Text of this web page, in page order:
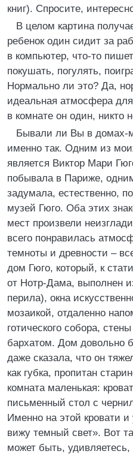
книг). Спросите,
В целом картина
ребенок один сидит за
в компьютер, что-то
покушать, погулять,
Нормально ли это? Да,
идеальная атмосфера
в комнате он один, никто
Бывали ли Вы в домах-
именно так. Одним из
является Виктор Мари
побывала в Париже,
задумала, естественно,
музей Гюго. Оба этих
мест произвели
всего понравилась
темноты и древности –
дом Гюго, который, к
от Нотр-Дама, выполнен
перила), окна
мозаикой, отдаленно
готического собора,
бархатом. Дом довольно
даже сказала, что он
как губка, пропитан
комната маленькая:
письменный стол с
Именно на этой кровати
вижу темный свет». Вот
может быть, удивляетесь,